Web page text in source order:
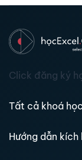
Click đăng ký
Tất cả khoá học
Hướng dẫn kích